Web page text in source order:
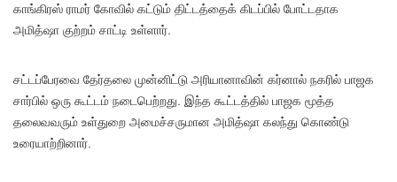
காங்கிரஸ் ராமர் கோவில் கட்டும் திட்டத்தைக் கிடப்பில் போட்டதாக
அமித்ஷா குற்றம் சாட்டி உள்ளார்.
சட்டப்பேரவை தேர்தலை முன்னிட்டு அரியானாவின் கர்னால் நகரில் பாஜக
சார்பில் ஒரு கூட்டம் நடைபெற்றது. இந்த கூட்டத்தில் பாஜக மூத்த
தலைவவரும் உள்துறை அமைச்சருமான அமித்ஷா கலந்து கொண்டு
உரையாற்றினார்.